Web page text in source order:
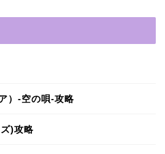
）-空の唄-攻略
)攻略